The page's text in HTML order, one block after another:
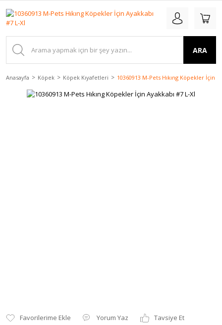
ARA
Anasayfa Köpek Köpek Kıyafetleri 10360913 M-Pets Hıkıng Köpekler İçin
Yorum Yaz
Tavsiye Et